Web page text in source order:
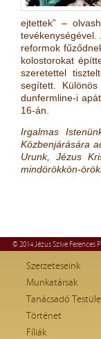
ejtettek” –
reformok
kolostorokat
szeretettel
segített.
dunfermline-i
16-án.
Irgalmas
Közbenjárására
Urunk, Jézus
mindörökkön-
© 2014 Jézus Szíve Ferences
Szerzeteseink
Munkatársak
Tanácsadó
Történet
Fíliák